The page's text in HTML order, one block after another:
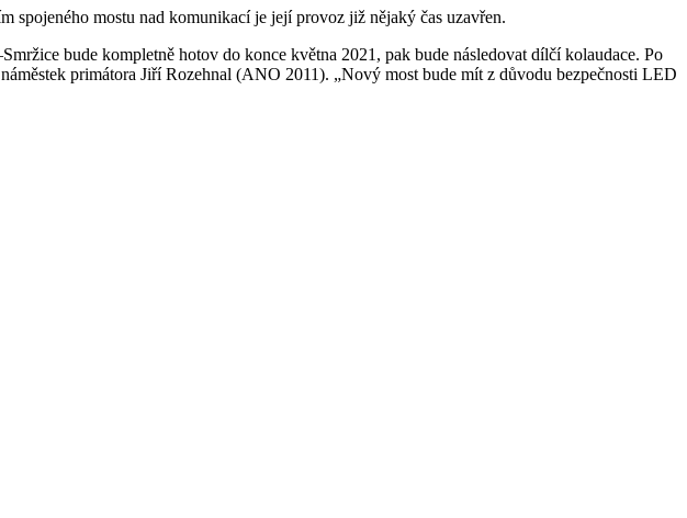
spojeného mostu nad komunikací je její provoz již nějaký čas uzavřen.
bude kompletně hotov do konce května 2021, pak bude následovat dílčí kolaudace. Po
primátora Jiří Rozehnal (ANO 2011). „Nový most bude mít z důvodu bezpečnosti LED